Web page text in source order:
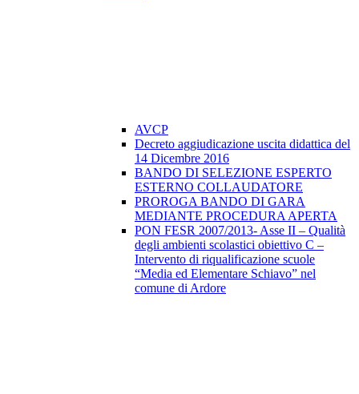
AVCP
Decreto aggiudicazione uscita didattica del
14 Dicembre 2016
BANDO DI SELEZIONE ESPERTO
ESTERNO COLLAUDATORE
PROROGA BANDO DI GARA
MEDIANTE PROCEDURA APERTA
PON FESR 2007/2013- Asse II – Qualità
degli ambienti scolastici obiettivo C –
Intervento di riqualificazione scuole
“Media ed Elementare Schiavo” nel
comune di Ardore